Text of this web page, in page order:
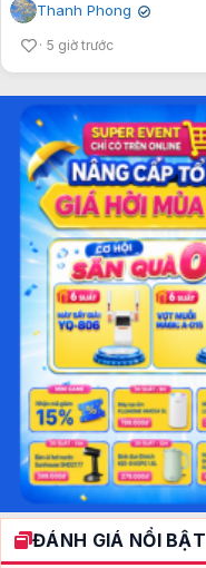
Thanh Phong ✔
5 giờ trước
ĐÁNH GIÁ NỔI BẬT